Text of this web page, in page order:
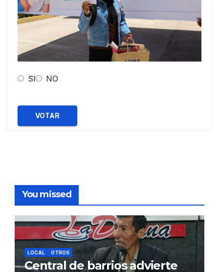
SI NO
VOTAR
You missed
LOCAL OTROS
Central de barrios advierte